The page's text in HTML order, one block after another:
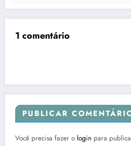
1 comentário
PUBLICAR
Você precisa fazer o login para